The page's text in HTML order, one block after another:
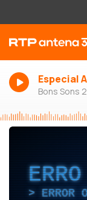
Especial
Bons Sons
ERRO
ERROR